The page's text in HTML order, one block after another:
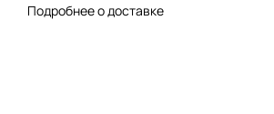
Подробнее о доставке